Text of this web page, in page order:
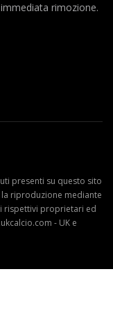
rimozione.
presenti su questo sito
riproduzione mediante
rispettivi proprietari ed
- UK e